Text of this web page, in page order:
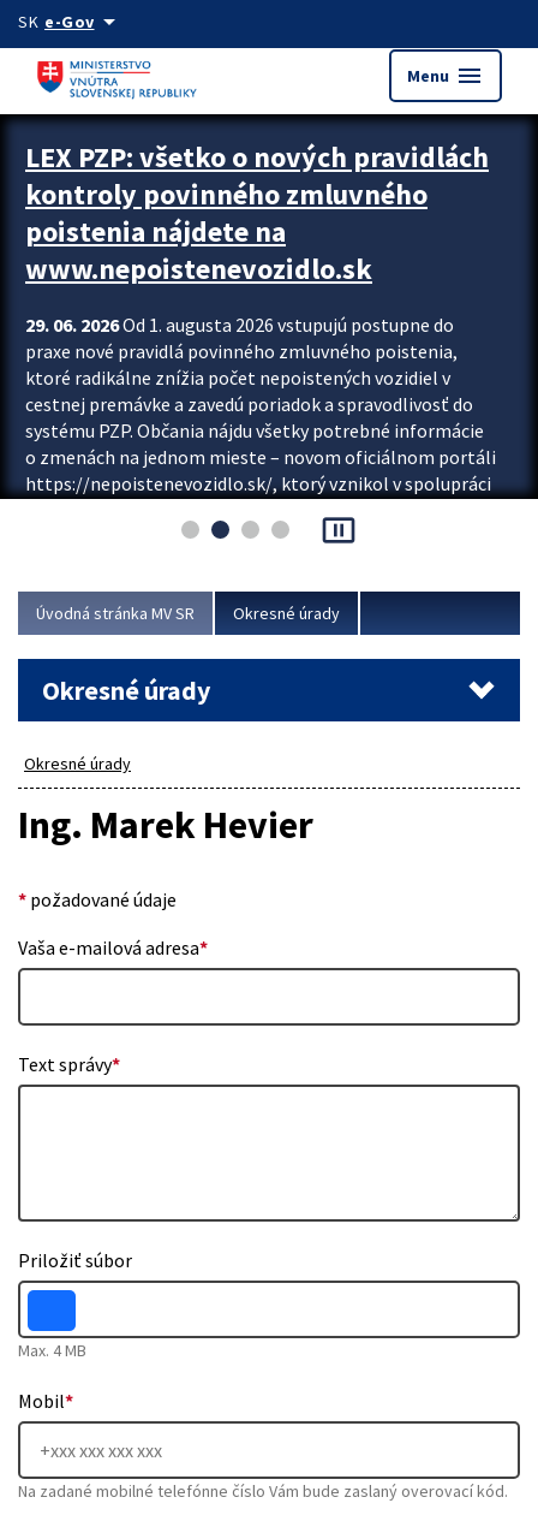
Preskocit na hlavný obsah
SK e-Govarrow_drop_down
Menu menu
Zastavit automatický posun upútavok
LEX PZP: všetko o nových pravidlách
kontroly povinného zmluvného
poistenia nájdete na
www.nepoistenevozidlo.sk
29. 06. 2026Od 1. augusta 2026 vstupujú postupne do
praxe nové pravidlá povinného zmluvného poistenia,
ktoré radikálne znížia počet nepoistených vozidiel v
cestnej premávke a zavedú poriadok a spravodlivosť do
systému PZP. Občania nájdu všetky potrebné informácie
o zmenách na jednom mieste – novom oficiálnom portáli
https://nepoistenevozidlo.sk/, ktorý vznikol v spolupráci
asociácie poisťovní (SLASPO) a Ministerstva vnútra SR.
Viac
pause_presentation
Úvodná stránka MV SR Okresné úrady
Okresné úrady
Okresné úrady
Ing. Marek Hevier
* požadované údaje
Vaša e-mailová adresa*
Text správy*
Priložiť súbor
Max. 4 MB
Mobil*
Na zadané mobilné telefónne číslo Vám bude zaslaný overovací kód.